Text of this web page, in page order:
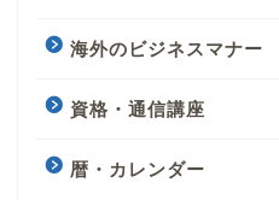
海外のビジネスマナー
資格・通信講座
暦・カレンダー